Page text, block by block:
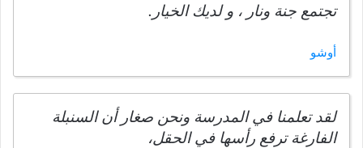
تجتمع جنة ونار ، و لديك الخيار.
أوشو
لقد تعلمنا في المدرسة ونحن صغار أن السنبلة
الفارغة ترفع رأسها في الحقل،